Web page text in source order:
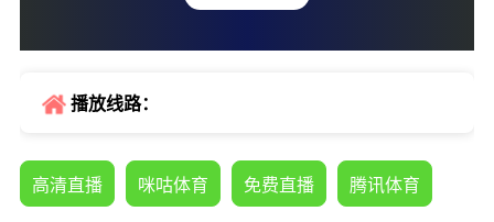
完赛
播放线路：
高清直播 咪咕体育 免费直播 腾讯体育